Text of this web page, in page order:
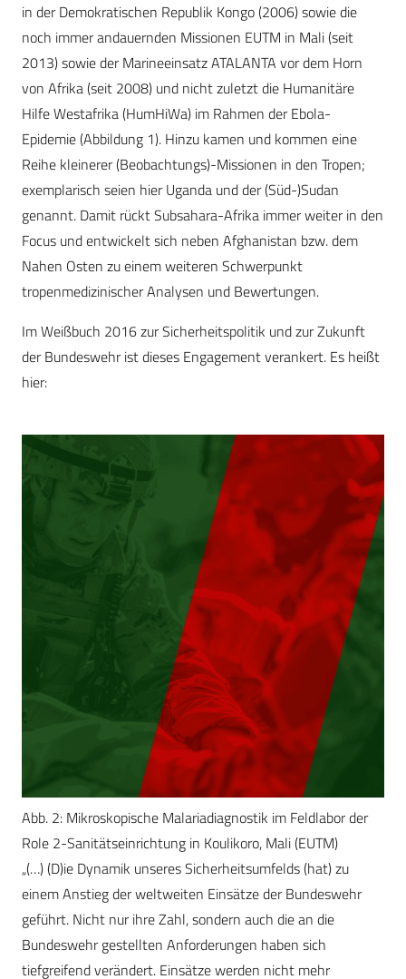
in der Demokratischen Republik Kongo (2006) sowie die
noch immer andauernden Missionen EUTM in Mali (seit
2013) sowie der Marineeinsatz ATALANTA vor dem Horn
von Afrika (seit 2008) und nicht zuletzt die Humanitäre
Hilfe Westafrika (HumHiWa) im Rahmen der Ebola-
Epidemie (Abbildung 1). Hinzu kamen und kommen eine
Reihe kleinerer (Beobachtungs)-Missionen in den Tropen;
exemplarisch seien hier Uganda und der (Süd-)Sudan
genannt. Damit rückt Subsahara-Afrika immer weiter in den
Focus und entwickelt sich neben Afghanistan bzw. dem
Nahen Osten zu einem weiteren Schwerpunkt
tropenmedizinischer Analysen und Bewertungen.
Im Weißbuch 2016 zur Sicherheitspolitik und zur Zukunft
der Bundeswehr ist dieses Engagement verankert. Es heißt
hier:
Abb. 2: Mikroskopische Malariadiagnostik im Feldlabor der
Role 2-Sanitätseinrichtung in Koulikoro, Mali (EUTM)
„(…) (D)ie Dynamik unseres Sicherheitsumfelds (hat) zu
einem Anstieg der weltweiten Einsätze der Bundeswehr
geführt. Nicht nur ihre Zahl, sondern auch die an die
Bundeswehr gestellten Anforderungen haben sich
tiefgreifend verändert. Einsätze werden nicht mehr